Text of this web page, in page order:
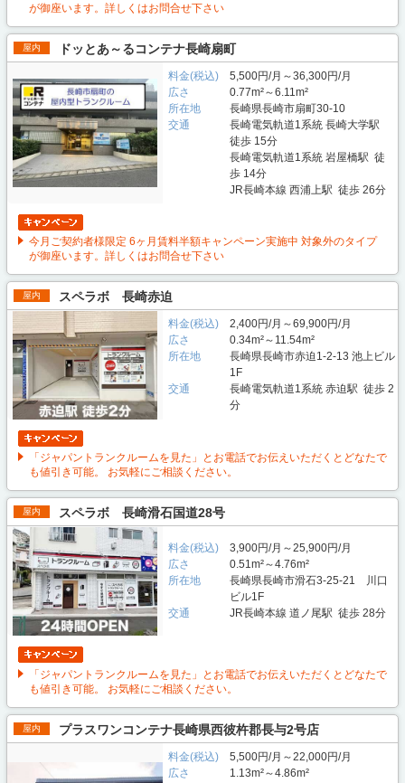
が御座います。詳しくはお問合せ下さい
屋内 ドッとあ～るコンテナ長崎扇町
料金(税込)
5,500円/月～36,300円/月
広さ
0.77m²～6.11m²
所在地
長崎県長崎市扇町30-10
交通
長崎電気軌道1系統 長崎大学駅
徒歩 15分
長崎電気軌道1系統 岩屋橋駅 徒
歩 14分
JR長崎本線 西浦上駅 徒歩 26分
今月ご契約者様限定 6ヶ月賃料半額キャンペーン実施中 対象外のタイプ
が御座います。詳しくはお問合せ下さい
屋内 スペラボ 長崎赤迫
料金(税込)
2,400円/月～69,900円/月
広さ
0.34m²～11.54m²
所在地
長崎県長崎市赤迫1-2-13 池上ビル
1F
交通
長崎電気軌道1系統 赤迫駅 徒歩 2
分
「ジャパントランクルームを見た」とお電話でお伝えいただくとどなたで
も値引き可能。 お気軽にご相談ください。
屋内 スペラボ 長崎滑石国道28号
料金(税込)
3,900円/月～25,900円/月
広さ
0.51m²～4.76m²
所在地
長崎県長崎市滑石3-25-21 川口
ビル1F
交通
JR長崎本線 道ノ尾駅 徒歩 28分
「ジャパントランクルームを見た」とお電話でお伝えいただくとどなたで
も値引き可能。 お気軽にご相談ください。
屋内 プラスワンコンテナ長崎県西彼杵郡長与2号店
料金(税込)
5,500円/月～22,000円/月
広さ
1.13m²～4.86m²